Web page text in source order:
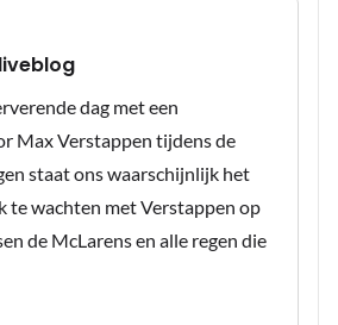
dag met een
Max Verstappen tijdens de
staat ons waarschijnlijk het
te wachten met Verstappen op
de McLarens en alle regen die